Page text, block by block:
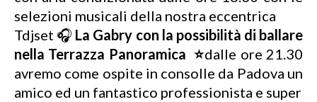
selezioni musicali della nostra eccentrica
Tdjset 🎧 La Gabry con la possibilità di ballare
nella Terrazza Panoramica ⭐dalle ore 21.30
avremo come ospite in consolle da Padova un
amico ed un fantastico professionista e super